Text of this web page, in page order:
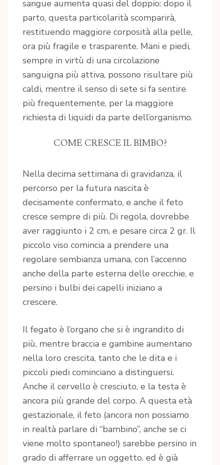
sangue aumenta quasi del doppio: dopo il
parto, questa particolarità scomparirà,
restituendo maggiore corposità alla pelle,
ora più fragile e trasparente. Mani e piedi,
sempre in virtù di una circolazione
sanguigna più attiva, possono risultare più
caldi, mentre il senso di sete si fa sentire
più frequentemente, per la maggiore
richiesta di liquidi da parte dell’organismo.
COME CRESCE IL BIMBO?
Nella decima settimana di gravidanza, il
percorso per la futura nascita è
decisamente confermato, e anche il feto
cresce sempre di più. Di regola, dovrebbe
aver raggiunto i 2 cm, e pesare circa 2 gr. Il
piccolo viso comincia a prendere una
regolare sembianza umana, con l’accenno
anche della parte esterna delle orecchie, e
persino i bulbi dei capelli iniziano a
crescere.
Il fegato è l’organo che si è ingrandito di
più, mentre braccia e gambine aumentano
nella loro crescita, tanto che le dita e i
piccoli piedi cominciano a distinguersi.
Anche il cervello è cresciuto, e la testa è
ancora più grande del corpo. A questa età
gestazionale, il feto (ancora non possiamo
in realtà parlare di “bambino”, anche se ci
viene molto spontaneo!) sarebbe persino in
grado di afferrare un oggetto, ed è già